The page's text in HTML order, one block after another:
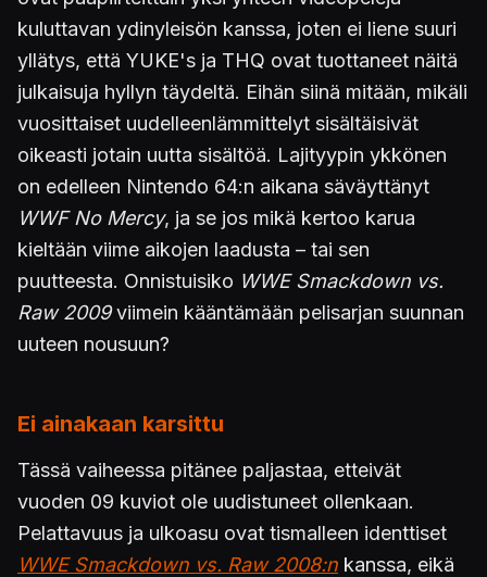
kuluttavan ydinyleisön kanssa, joten ei liene suuri
yllätys, että YUKE's ja THQ ovat tuottaneet näitä
julkaisuja hyllyn täydeltä. Eihän siinä mitään, mikäli
vuosittaiset uudelleenlämmittelyt sisältäisivät
oikeasti jotain uutta sisältöä. Lajityypin ykkönen
on edelleen Nintendo 64:n aikana säväyttänyt
WWF No Mercy, ja se jos mikä kertoo karua
kieltään viime aikojen laadusta – tai sen
puutteesta. Onnistuisiko WWE Smackdown vs.
Raw 2009viimein kääntämään pelisarjan suunnan
uuteen nousuun?
Ei ainakaan karsittu
Tässä vaiheessa pitänee paljastaa, etteivät
vuoden 09 kuviot ole uudistuneet ollenkaan.
Pelattavuus ja ulkoasu ovat tismalleen identtiset
WWE Smackdown vs. Raw 2008:n kanssa, eikä